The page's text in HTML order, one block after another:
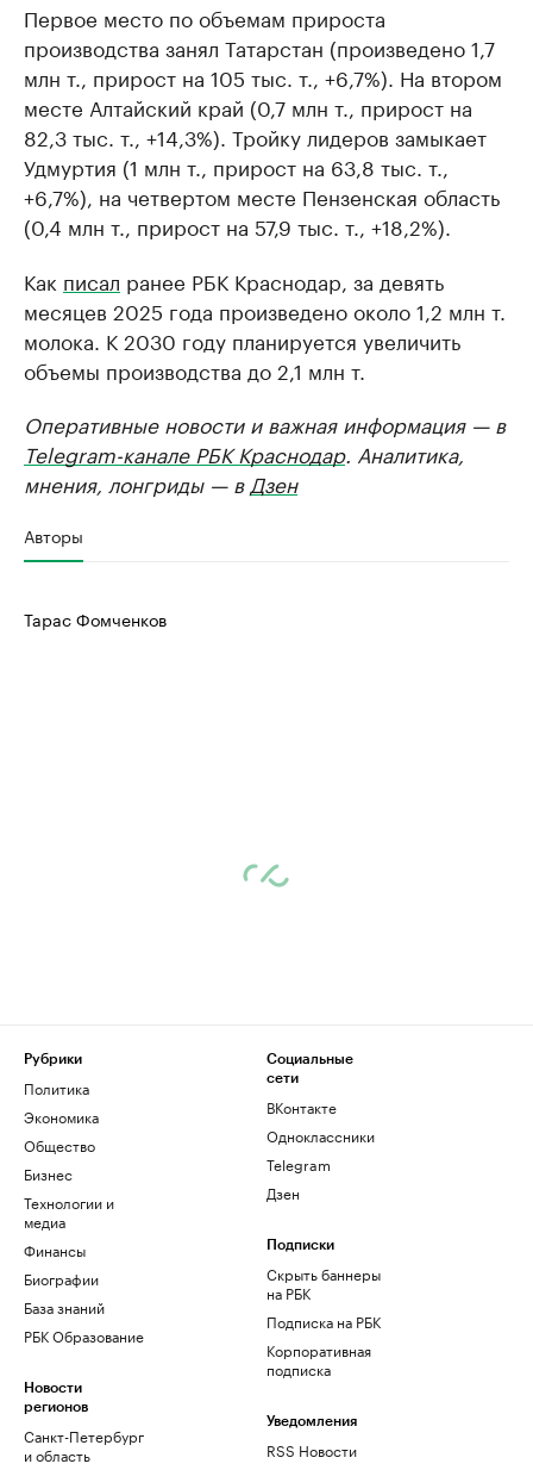
Первое место по объемам прироста
производства занял Татарстан (произведено 1,7
млн т., прирост на 105 тыс. т., +6,7%). На втором
месте Алтайский край (0,7 млн т., прирост на
82,3 тыс. т., +14,3%). Тройку лидеров замыкает
Удмуртия (1 млн т., прирост на 63,8 тыс. т.,
+6,7%), на четвертом месте Пензенская область
(0,4 млн т., прирост на 57,9 тыс. т., +18,2%).
Как писал ранее РБК Краснодар, за девять
месяцев 2025 года произведено около 1,2 млн т.
молока. К 2030 году планируется увеличить
объемы производства до 2,1 млн т.
Оперативные новости и важная информация — в
Telegram-канале РБК Краснодар. Аналитика,
мнения, лонгриды — в Дзен
Авторы
Тарас Фомченков
Рубрики
Политика
Экономика
Общество
Бизнес
Технологии и
медиа
Финансы
Биографии
База знаний
РБК Образование
Новости
регионов
Санкт-Петербург
и область
Социальные
сети
ВКонтакте
Одноклассники
Telegram
Дзен
Подписки
Скрыть баннеры
на РБК
Подписка на РБК
Корпоративная
подписка
Уведомления
RSS Новости